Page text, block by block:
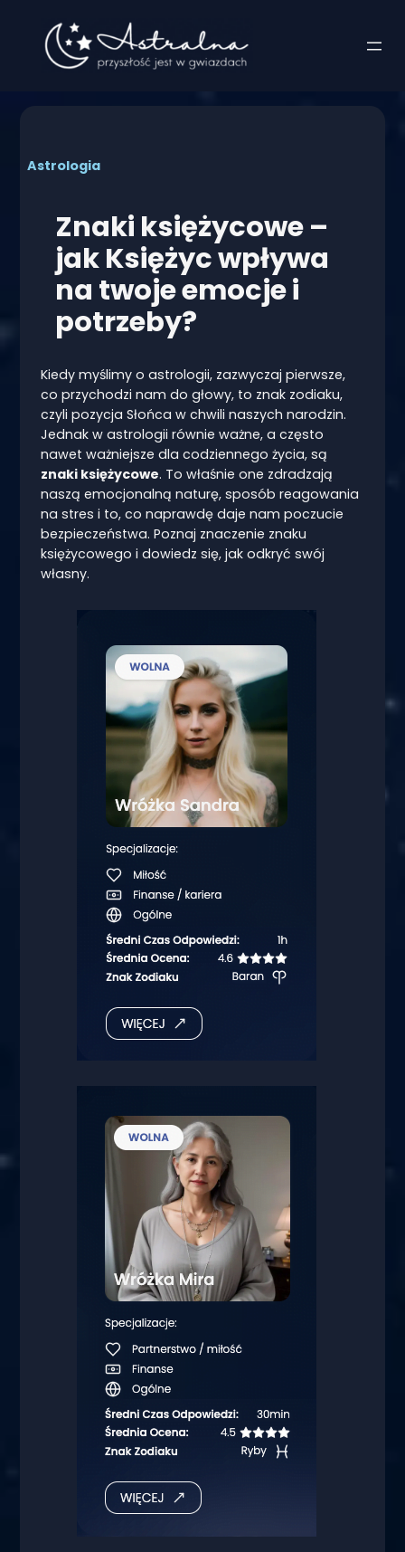
Astrologia
Znaki księżycowe –
jak Księżyc wpływa
na twoje emocje i
potrzeby?
Kiedy myślimy o astrologii, zazwyczaj pierwsze,
co przychodzi nam do głowy, to znak zodiaku,
czyli pozycja Słońca w chwili naszych narodzin.
Jednak w astrologii równie ważne, a często
nawet ważniejsze dla codziennego życia, są
znaki księżycowe. To właśnie one zdradzają
naszą emocjonalną naturę, sposób reagowania
na stres i to, co naprawdę daje nam poczucie
bezpieczeństwa. Poznaj znaczenie znaku
księżycowego i dowiedz się, jak odkryć swój
własny.